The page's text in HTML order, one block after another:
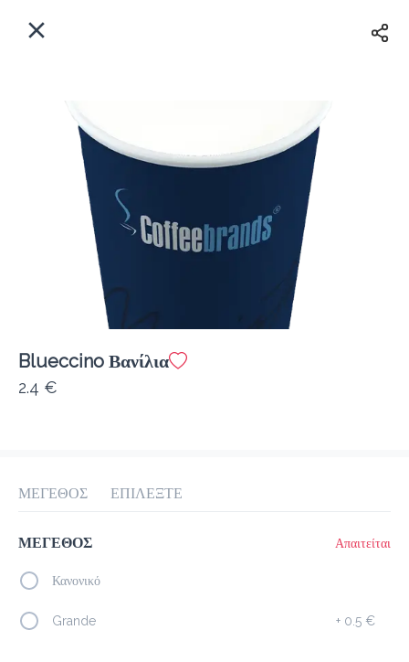
Συνδεθείτε
Εγγραφή
Delivery
Coffeebrands Αθηνών 5
κλειστό
Όλες
Blueccino Βανίλια
2.4 €
ΜΕΓΕΘΟΣ ΕΠΙΛΕΞΤΕ
ΜΕΓΕΘΟΣ Απαιτείται
Κανονικό
Grande + 0.5 €